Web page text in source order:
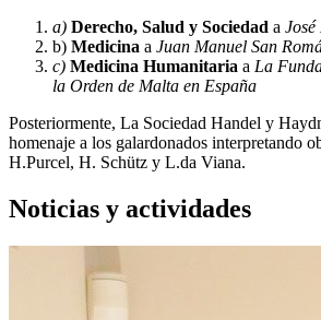
a) Derecho, Salud y Sociedad a
b) Medicina a Juan Manuel San
c) Medicina Humanitaria a La
la Orden de Malta en España
Posteriormente, La Sociedad Handel y
homenaje a los galardonados interpretando
H.Purcel, H. Schütz y L.da Viana.
Noticias y actividades